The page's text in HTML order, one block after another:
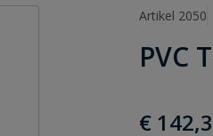
Artikel 2050
PVC
€